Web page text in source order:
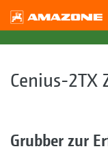
Cenius-2TX
Grubber zur